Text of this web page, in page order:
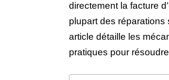
directement la facture
plupart des
article détaille les
pratiques pour